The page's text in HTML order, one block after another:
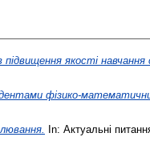
підвищення якості
фізико-
In: Актуальні